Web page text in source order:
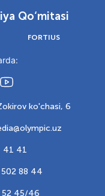
Qo‘mitasi
FORTIUS
ko'chasi, 6
41 41
88 44
52 45/46